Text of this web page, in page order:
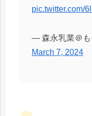
pic.twitter.com/
— 森永乳業＠も
March 7, 2024